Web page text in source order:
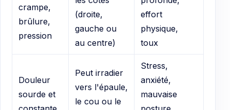
crampe,
brûlure,
pression
(droite,
gauche ou
au centre)
effort
physique,
toux
Douleur
sourde et
Peut irradier
vers l'épaule,
le cou ou le
Stress,
anxiété,
mauvaise